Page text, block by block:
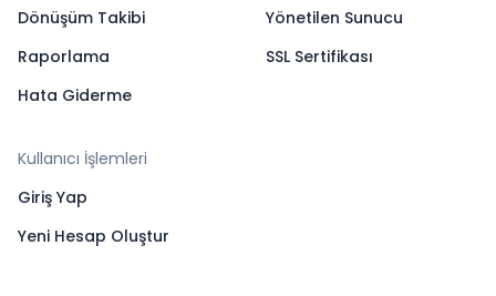
Dönüşüm Takibi
Raporlama
Hata Giderme
Yönetilen Sunucu
SSL Sertifikası
Kullanıcı İşlemleri
Giriş Yap
Yeni Hesap Oluştur